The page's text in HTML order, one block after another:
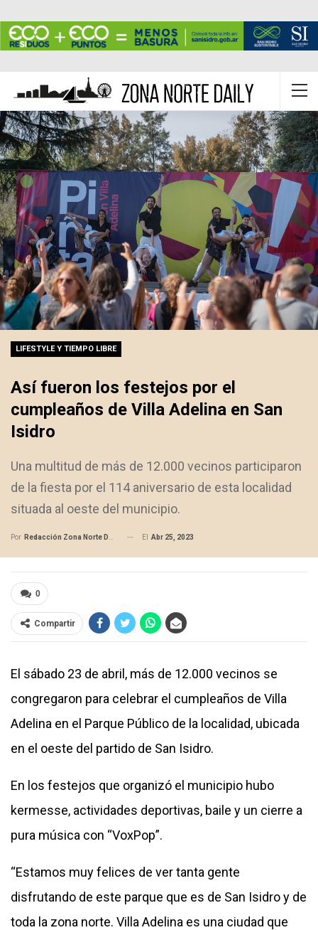
LIFESTYLE Y TIEMPO LIBRE
Así fueron los festejos por el
cumpleaños de Villa Adelina en San
Isidro
Una multitud de más de 12.000 vecinos participaron
de la fiesta por el 114 aniversario de esta localidad
situada al oeste del municipio.
Por Redacción Zona Norte Daily El Abr 25, 2023
0
Compartir
El sábado 23 de abril, más de 12.000 vecinos se
congregaron para celebrar el cumpleaños de Villa
Adelina en el Parque Público de la localidad, ubicada
en el oeste del partido de San Isidro.
En los festejos que organizó el municipio hubo
kermesse, actividades deportivas, baile y un cierre a
pura música con “VoxPop”.
“Estamos muy felices de ver tanta gente
disfrutando de este parque que es de San Isidro y de
toda la zona norte. Villa Adelina es una ciudad que